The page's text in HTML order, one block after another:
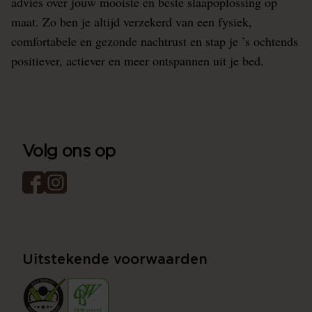
maat. Zo ben je altijd verzekerd van een fysiek,
comfortabele en gezonde nachtrust en stap je ’s ochtends
positiever, actiever en meer ontspannen uit je bed.
Volg ons op
Uitstekende voorwaarden